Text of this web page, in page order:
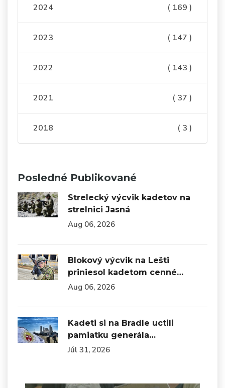
2024 ( 169 )
2023 ( 147 )
2022 ( 143 )
2021 ( 37 )
2018 ( 3 )
Posledné Publikované
Strelecký výcvik kadetov na
strelnici Jasná
Aug 06, 2026
Blokový výcvik na Lešti
priniesol kadetom cenné…
Aug 06, 2026
Kadeti si na Bradle uctili
pamiatku generála…
Júl 31, 2026